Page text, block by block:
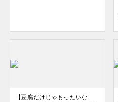
【豆腐だけじゃもったいな